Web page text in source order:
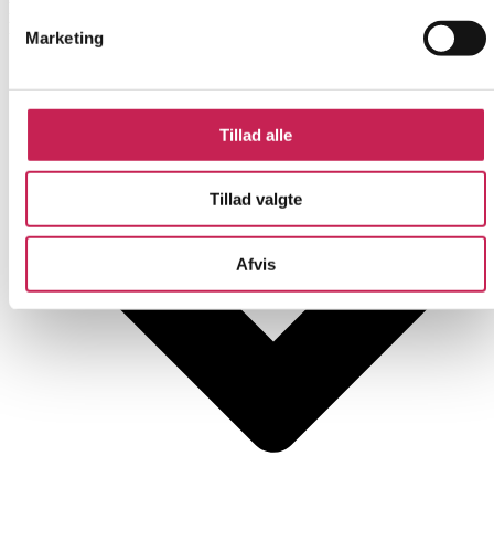
Marketing
Tillad alle
Tillad valgte
Afvis
Bevillingsår: